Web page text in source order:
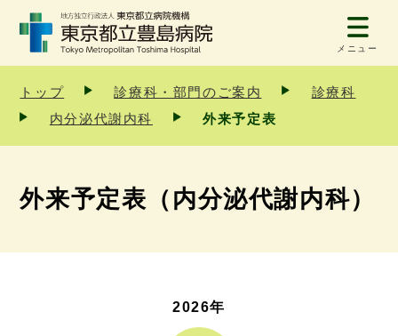
メニュー
トップ 診療科・部門のご案内
診療科
内分泌代謝内科
外来予定表
外来予定表（内分泌代謝内科）
2026年